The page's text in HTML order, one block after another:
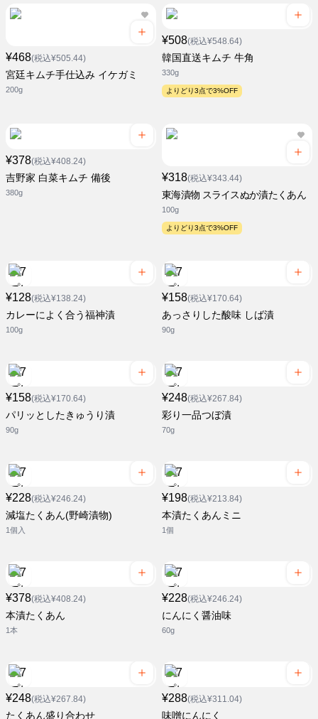
¥468(税込¥505.44)
宮廷キムチ手仕込み イケガミ
200g
¥508(税込¥548.64)
韓国直送キムチ 牛角
330g
よりどり3点で3%OFF
¥378(税込¥408.24)
吉野家 白菜キムチ 備後
380g
¥318(税込¥343.44)
東海漬物 スライスぬか漬たくあん
100g
よりどり3点で3%OFF
¥128(税込¥138.24)
カレーによく合う福神漬
100g
¥158(税込¥170.64)
あっさりした酸味 しば漬
90g
¥158(税込¥170.64)
パリッとしたきゅうり漬
90g
¥248(税込¥267.84)
彩り一品つぼ漬
70g
¥228(税込¥246.24)
減塩たくあん(野崎漬物)
1個入
¥198(税込¥213.84)
本漬たくあんミニ
1個
¥378(税込¥408.24)
本漬たくあん
1本
¥228(税込¥246.24)
にんにく醤油味
60g
¥248(税込¥267.84)
たくあん盛り合わせ
¥288(税込¥311.04)
味噌にんにく